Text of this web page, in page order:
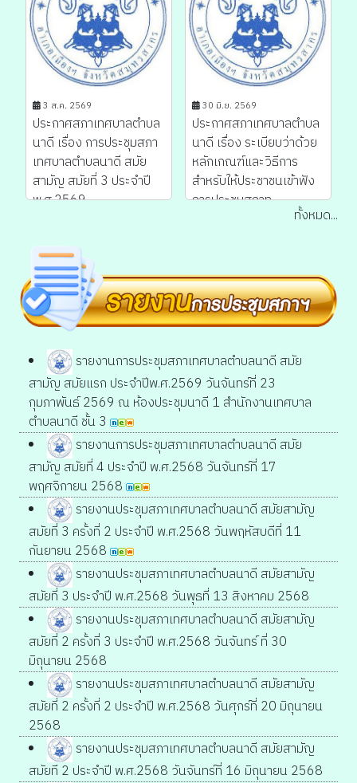
3 ส.ค. 2569
ประกาศสภาเทศบาลตำบล
นาดี เรื่อง การประชุมสภา
เทศบาลตำบลนาดี สมัย
สามัญ สมัยที่ 3 ประจำปี
พ.ศ.2569...
30 มิ.ย. 2569
ประกาศสภาเทศบาลตำบล
นาดี เรื่อง ระเบียบว่าด้วย
หลักเกณฑ์และวิธีการ
สำหรับให้ประชาชนเข้าฟัง
การประชุมสภาท...
ทั้งหมด...
รายงานการประชุมสภาเทศบาลตำบลนาดี สมัย
สามัญ สมัยแรก ประจำปีพ.ศ.2569 วันจันทร์ที่ 23
กุมภาพันธ์ 2569 ณ ห้องประชุมนาดี 1 สำนักงานเทศบาล
ตำบลนาดี ชั้น 3
รายงานการประชุมสภาเทศบาลตำบลนาดี สมัย
สามัญ สมัยที่ 4 ประจำปี พ.ศ.2568 วันจันทร์ที่ 17
พฤศจิกายน 2568
รายงานประชุมสภาเทศบาลตำบลนาดี สมัยสามัญ
สมัยที่ 3 ครั้งที่ 2 ประจำปี พ.ศ.2568 วันพฤหัสบดีที่ 11
กันยายน 2568
รายงานประชุมสภาเทศบาลตำบลนาดี สมัยสามัญ
สมัยที่ 3 ประจำปี พ.ศ.2568 วันพุธที่ 13 สิงหาคม 2568
รายงานประชุมสภาเทศบาลตำบลนาดี สมัยสามัญ
สมัยที่ 2 ครั้งที่ 3 ประจำปี พ.ศ.2568 วันจันทร์ ที่ 30
มิถุนายน 2568
รายงานประชุมสภาเทศบาลตำบลนาดี สมัยสามัญ
สมัยที่ 2 ครั้งที่ 2 ประจำปี พ.ศ.2568 วันศุกร์ที่ 20 มิถุนายน
2568
รายงานประชุมสภาเทศบาลตำบลนาดี สมัยสามัญ
สมัยที 2 ประจำปี พ.ศ.2568 วันจันทร์ที่ 16 มิถุนายน 2568